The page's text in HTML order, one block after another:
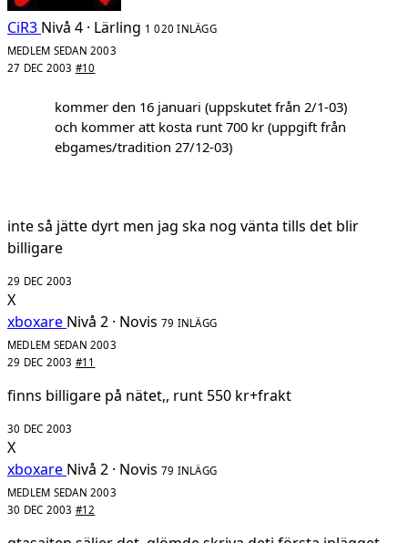
CiR3 Nivå 4 · Lärling 1 020 INLÄGG
MEDLEM SEDAN 2003
27 DEC 2003 #10
kommer den 16 januari (uppskutet från 2/1-03)
och kommer att kosta runt 700 kr (uppgift från
ebgames/tradition 27/12-03)
inte så jätte dyrt men jag ska nog vänta tills det blir
billigare
29 DEC 2003
X
xboxare Nivå 2 · Novis 79 INLÄGG
MEDLEM SEDAN 2003
29 DEC 2003 #11
finns billigare på nätet,, runt 550 kr+frakt
30 DEC 2003
X
xboxare Nivå 2 · Novis 79 INLÄGG
MEDLEM SEDAN 2003
30 DEC 2003 #12